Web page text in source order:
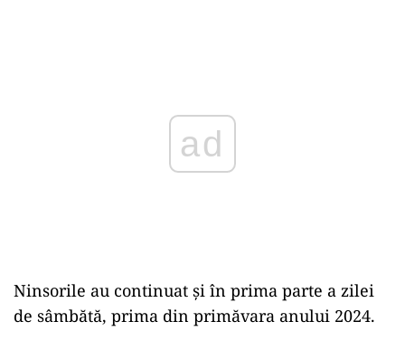
Ninsorile au continuat şi în prima parte a zilei
de sâmbătă, prima din primăvara anului 2024.